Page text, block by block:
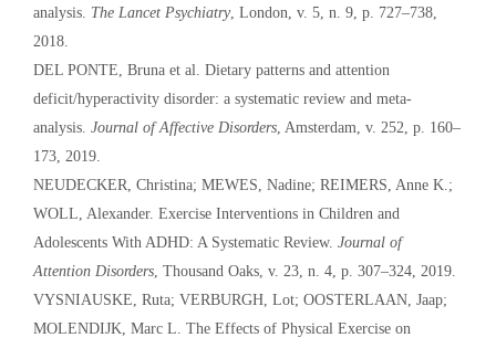
analysis. The Lancet Psychiatry, London, v. 5, n. 9, p. 727–738,
2018.
DEL PONTE, Bruna et al. Dietary patterns and attention
deficit/hyperactivity disorder: a systematic review and meta-
analysis. Journal of Affective Disorders, Amsterdam, v. 252, p. 160–
173, 2019.
NEUDECKER, Christina; MEWES, Nadine; REIMERS, Anne K.;
WOLL, Alexander. Exercise Interventions in Children and
Adolescents With ADHD: A Systematic Review. Journal of
Attention Disorders, Thousand Oaks, v. 23, n. 4, p. 307–324, 2019.
VYSNIAUSKE, Ruta; VERBURGH, Lot; OOSTERLAAN, Jaap;
MOLENDIJK, Marc L. The Effects of Physical Exercise on